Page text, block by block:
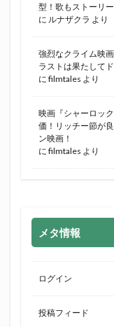
型！歌もストーリ
に ルナザクラ より
強烈なクライム映
ラストは果たして
に filmtales より
映画『シャーロッ
価！リッチー節が
ン映画！
に filmtales より
メタ情報
ログイン
投稿フィード